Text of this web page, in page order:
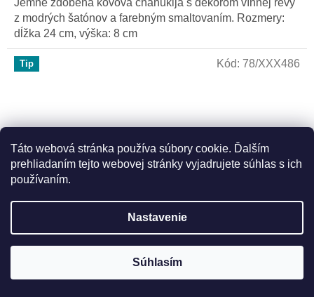
Táto webová stránka používa súbory cookie. Ďalším
prehliadaním tejto webovej stránky vyjadrujete súhlas s ich
používaním.
Nastavenie
Súhlasím
Jemne zdobená kovová chanukija s dekorom vínnej révy
z modrých šatónov a farebným smaltovaním. Rozmery:
dĺžka 24 cm, výška: 8 cm
Tip
Chanuka priamo z Izraela 21 cm vysoká - strieborná
Kód: 78/XXX486